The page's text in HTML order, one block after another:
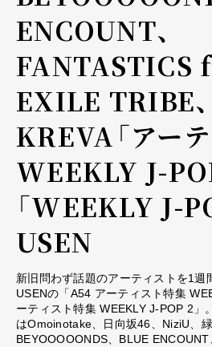
ENCOUNT、
FANTASTICS
EXILE TRIBE、
KREVA――「アー
WEEKLY J-
「WEEKLY J-
USEN
新旧問わず話題のアーティストを1週
USENの「A54 アーティスト特集
ーティスト特集 WEEKLY J-POP 2」
はOmoinotake、日向坂46、NiziU、緑
BEYOOOOONDS、BLUE